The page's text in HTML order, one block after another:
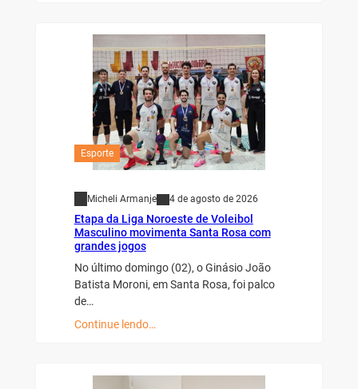
Esporte
Micheli Armanje 4 de agosto de 2026
Etapa da Liga Noroeste de Voleibol
Masculino movimenta Santa Rosa com
grandes jogos
No último domingo (02), o Ginásio João
Batista Moroni, em Santa Rosa, foi palco
de…
Continue lendo…